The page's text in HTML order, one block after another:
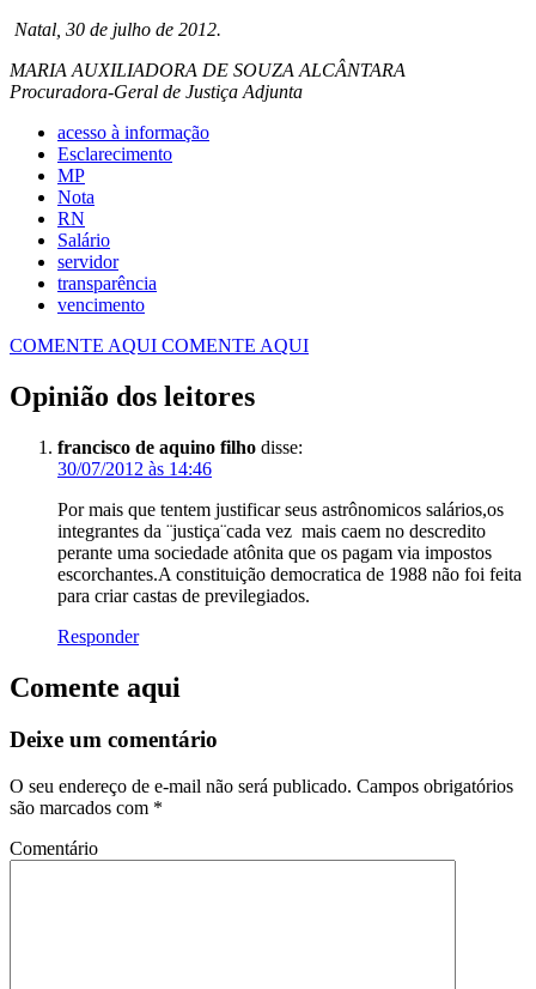
Natal, 30 de julho de 2012.
MARIA AUXILIADORA DE SOUZA ALCÂNTARA
Procuradora-Geral de Justiça Adjunta
acesso à informação
Esclarecimento
MP
Nota
RN
Salário
servidor
transparência
vencimento
COMENTE AQUI COMENTE AQUI
Opinião dos leitores
francisco de aquino filho disse:
30/07/2012 às 14:46
Por mais que tentem justificar seus astrônomicos salários,os
integrantes da ¨justiça¨cada vez mais caem no descredito
perante uma sociedade atônita que os pagam via impostos
escorchantes.A constituição democratica de 1988 não foi feita
para criar castas de previlegiados.
Responder
Comente aqui
Deixe um comentário
O seu endereço de e-mail não será publicado. Campos obrigatórios
são marcados com *
Comentário